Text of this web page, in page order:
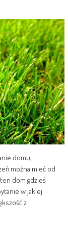
domu,
można mieć od
dom gdzieś
w jakiej
z